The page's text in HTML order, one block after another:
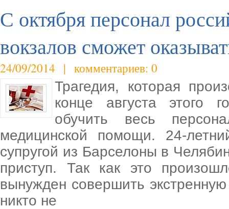
С октября персонал
вокзалов сможет
24/09/2014 | комментариев: 0
Трагедия, которая
конце августа этого
обучить весь
медицинской помощи. 24-
супругой из Барселоны в
приступ. Так как это
вынужден совершить
никто не